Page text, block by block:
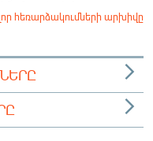
հեռարձակումների արխիվը